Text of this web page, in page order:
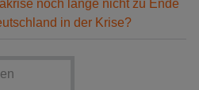
noch lange nicht zu Ende
in der Krise?